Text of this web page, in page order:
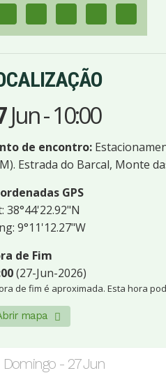
Jun-10:00
de encontro:
Estrada do Barcal, Monte
GPS
38°44'22.92"N
9°11'12.27"W
de Fim
(27-Jun-2026)
de fim é aproximada. Esta hora
mapa
Domingo - 27 Jun